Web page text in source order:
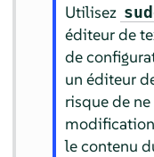
Utilisez
éditeur de
de
un éditeur
risque de
le contenu